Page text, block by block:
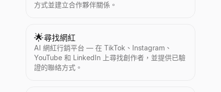
方式並建立合作夥伴關係。
🌟尋找網紅
AI 網紅行銷平台 — 在 TikTok、Instagram、
YouTube 和 LinkedIn 上尋找創作者，並提供已驗
證的聯絡方式。